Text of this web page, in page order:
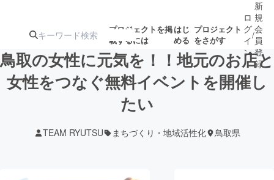
プロジェクトを掲
載するには
はじ
める
プロジェクト
をさがす
注目の新着プロ募集終了が近いプ
ロ
グ
イ
ン
/
新
規
会
員
登
録
鳥取の女性に元気を！！地元のお店と
女性をつなぐ無料イベントを開催し
たい
TEAM RYUTSU まちづくり・地域活性化 鳥取県